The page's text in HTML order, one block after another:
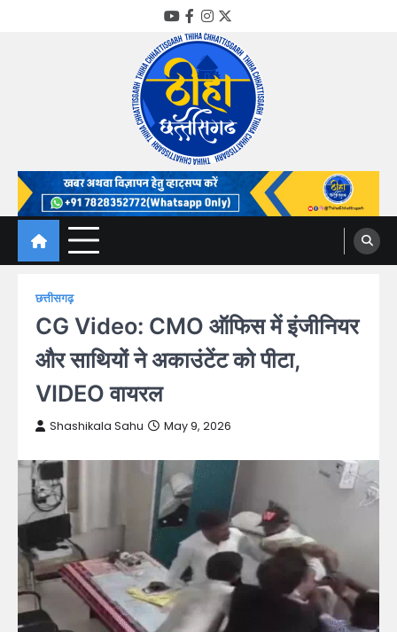
YouTube
Facebook
Instagram
Twitter
Thiha Chhattisgarh
गोठ जन-जन के
छत्तीसगढ़
CG Video: CMO ऑफिस में इंजीनियर
और साथियों ने अकाउंटेंट को पीटा,
VIDEO वायरल
Shashikala Sahu May 9, 2026